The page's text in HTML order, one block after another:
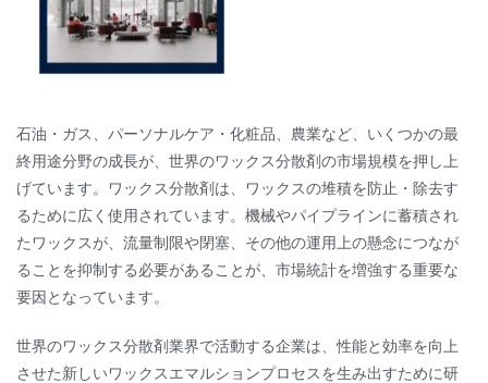
石油・ガス、パーソナルケア・化粧品、農業など、いくつかの最
終用途分野の成長が、世界のワックス分散剤の市場規模を押し上
げています。ワックス分散剤は、ワックスの堆積を防止・除去す
るために広く使用されています。機械やパイプラインに蓄積され
たワックスが、流量制限や閉塞、その他の運用上の懸念につなが
ることを抑制する必要があることが、市場統計を増強する重要な
要因となっています。
世界のワックス分散剤業界で活動する企業は、性能と効率を向上
させた新しいワックスエマルションプロセスを生み出すために研